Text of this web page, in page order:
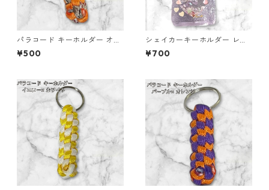
パラコード キーホルダー オレ
ンジ ブラウン系 編み込み s35
¥500
シェイカーキーホルダー レジ
ン キーホルダー ハート 鍵 バ
ッグチャーム ハンドメイド レ
ラ チャーム ビーズ入り プレゼ
ント ギフト
¥700